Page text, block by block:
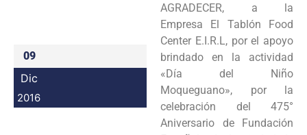
Programas
Intranet
09
Dic
2016
AGRADECER, a la
Empresa El Tablón Food
Center E.I.R.L, por el apoyo
brindado en la actividad
«Día del Niño
Moqueguano», por la
celebración del 475°
Aniversario de Fundación